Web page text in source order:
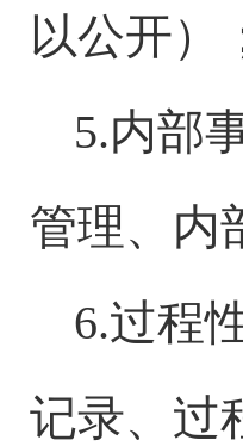
以公开）
5.内部
管理、内
6.过程
记录、过